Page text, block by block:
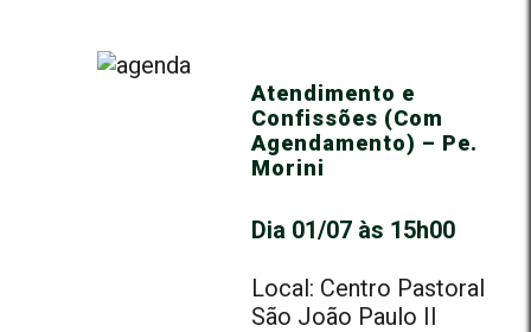
Atendimento e
Confissões (Com
Agendamento) – Pe.
Morini
Dia 01/07 às 15h00
Local: Centro Pastoral
São João Paulo II